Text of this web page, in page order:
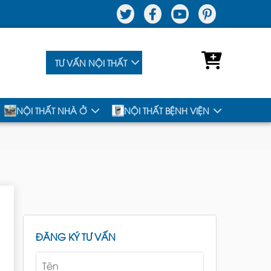
TƯ VẤN NỘI THẤT
NỘI THẤT NHÀ Ở NỘI THẤT BỆNH VIỆN
ĐĂNG KÝ TƯ VẤN